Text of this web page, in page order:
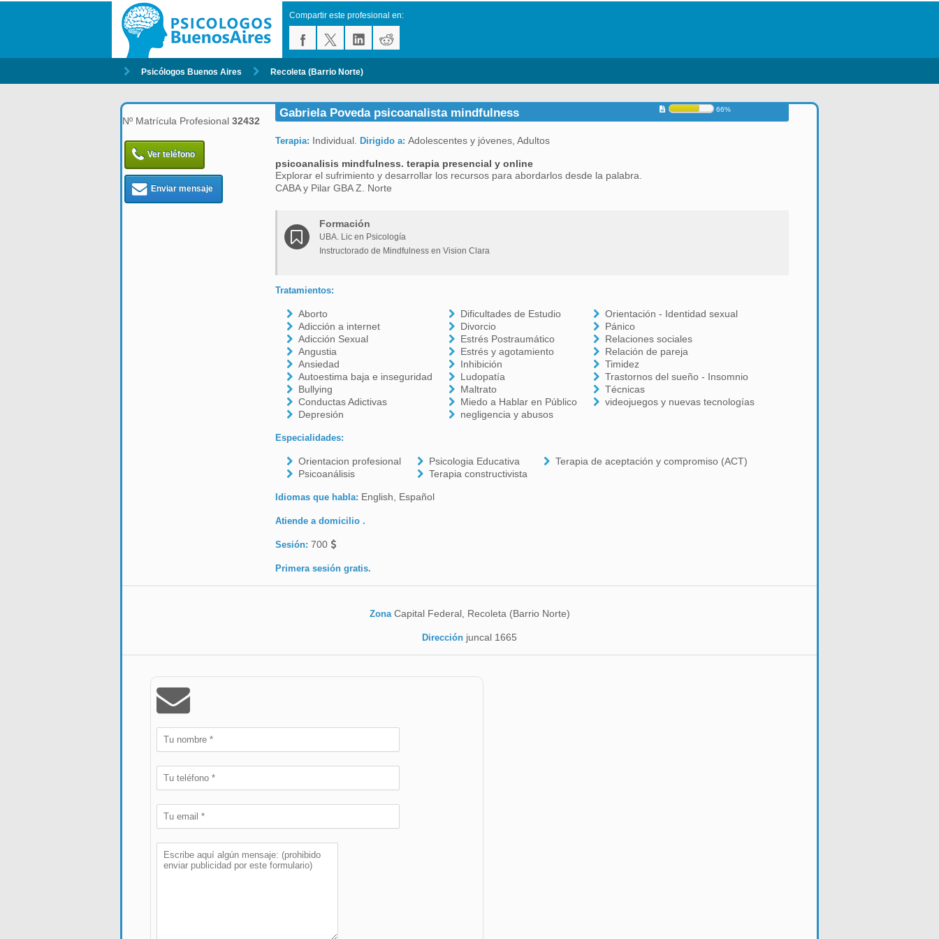
Compartir este profesional en:
Psicólogos Buenos Aires Recoleta (Barrio Norte)
Nº Matrícula Profesional 32432
Ver teléfono
Enviar mensaje
Gabriela Poveda psicoanalista mindfulness 66%
Terapia: Individual. Dirigido a: Adolescentes y jóvenes, Adultos
psicoanalisis mindfulness. terapia presencial y online
Explorar el sufrimiento y desarrollar los recursos para abordarlos desde la palabra.
CABA y Pilar GBA Z. Norte
Formación
UBA. Lic en Psicología
Instructorado de Mindfulness en Vision Clara
Tratamientos:
Aborto
Adicción a internet
Adicción Sexual
Angustia
Ansiedad
Autoestima baja e inseguridad
Bullying
Conductas Adictivas
Depresión
Dificultades de Estudio
Divorcio
Estrés Postraumático
Estrés y agotamiento
Inhibición
Ludopatía
Maltrato
Miedo a Hablar en Público
negligencia y abusos
Orientación - Identidad sexual
Pánico
Relaciones sociales
Relación de pareja
Timidez
Trastornos del sueño - Insomnio
Técnicas
videojuegos y nuevas tecnologías
Especialidades:
Orientacion profesional
Psicoanálisis
Psicologia Educativa
Terapia constructivista
Terapia de aceptación y compromiso (ACT)
Idiomas que habla: English, Español
Atiende a domicilio .
Sesión: 700
Primera sesión gratis.
Zona Capital Federal, Recoleta (Barrio Norte)
Dirección juncal 1665